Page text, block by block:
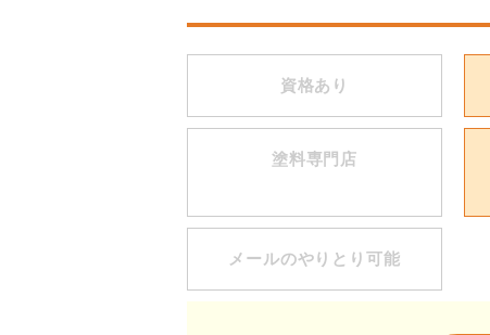
資格あり
塗料専門店
メールのやりとり可能